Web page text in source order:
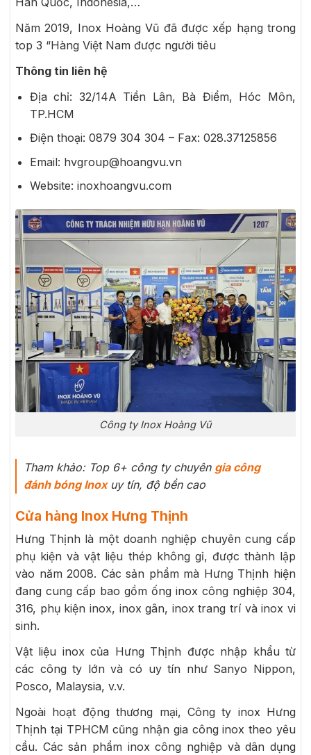
Năm 2019, Inox Hoàng Vũ đã được xếp hạng trong
top 3 “Hàng Việt Nam được người tiêu
Thông tin liên hệ
Địa chỉ: 32/14A Tiền Lân, Bà Điểm, Hóc Môn,
TP.HCM
Điện thoại: 0879 304 304 – Fax: 028.37125856
Email: hvgroup@hoangvu.vn
Website: inoxhoangvu.com
Công ty Inox Hoàng Vũ
Tham khảo: Top 6+ công ty chuyên gia công
đánh bóng Inoxuy tín, độ bền cao
Cửa hàng Inox Hưng Thịnh
Hưng Thịnh là một doanh nghiệp chuyên cung cấp
phụ kiện và vật liệu thép không gỉ, được thành lập
vào năm 2008. Các sản phẩm mà Hưng Thịnh hiện
đang cung cấp bao gồm ống inox công nghiệp 304,
316, phụ kiện inox, inox gân, inox trang trí và inox vi
sinh.
Vật liệu inox của Hưng Thịnh được nhập khẩu từ
các công ty lớn và có uy tín như Sanyo Nippon,
Posco, Malaysia, v.v.
Ngoài hoạt động thương mại, Công ty inox Hưng
Thịnh tại TPHCM cũng nhận gia công inox theo yêu
cầu. Các sản phẩm inox công nghiệp và dân dụng